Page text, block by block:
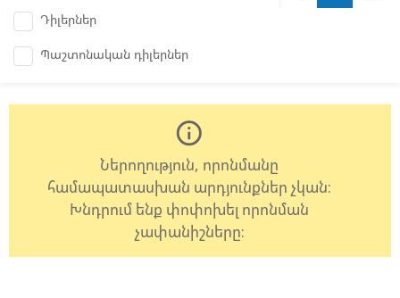
Դիլերներ
Պաշտոնական դիլերներ
info_outline
Ներողություն, որոնմանը
համապատասխան արդյունքներ չկան:
Խնդրում ենք փոփոխել որոնման
չափանիշները: